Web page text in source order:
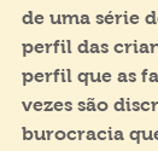
de uma série
perfil das
perfil que as
vezes são
burocracia